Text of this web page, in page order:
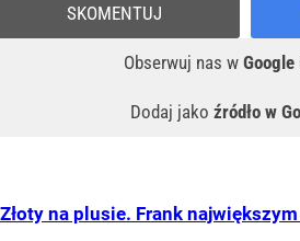
Obserwuj nas w Google
Dodaj jako źródło w
SKOMENTUJ
Złoty na plusie. Frank